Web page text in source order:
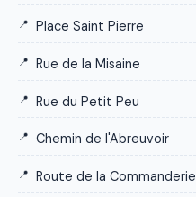
Place Saint Pierre
Rue de la Misaine
Rue du Petit Peu
Chemin de l'Abreuvoir
Route de la Commanderie